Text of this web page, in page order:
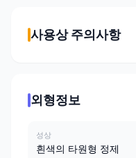
사용상 주의사항
외형정보
성상
흰색의 타원형 정제